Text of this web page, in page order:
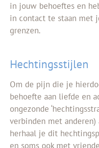
in jouw behoeftes en
in contact te staan met
grenzen.
Hechtingsstijlen
Om de pijn die je
behoefte aan liefde en
ongezonde
verbinden met anderen)
herhaal je dit
en soms ook met